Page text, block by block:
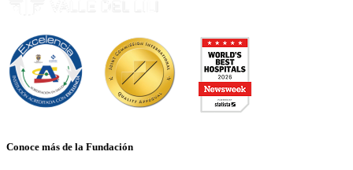
Conoce más de la Fundación